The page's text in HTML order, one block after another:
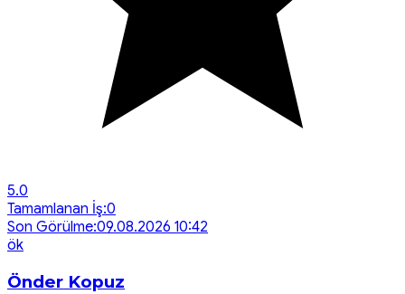
5.0
Tamamlanan İş:0
Son Görülme:09.08.2026 10:42
ök
Önder Kopuz